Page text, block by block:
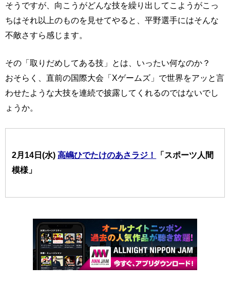
そうですが、向こうがどんな技を繰り出してこようがこっ
ちはそれ以上のものを見せてやると、平野選手にはそんな
不敵さすら感じます。
その「取りだめしてある技」とは、いったい何なのか？
おそらく、直前の国際大会「Xゲームズ」で世界をアッと言
わせたような大技を連続で披露してくれるのではないでし
ょうか。
2月14日(水)高嶋ひでたけのあさラジ！
「スポーツ人間
模様」